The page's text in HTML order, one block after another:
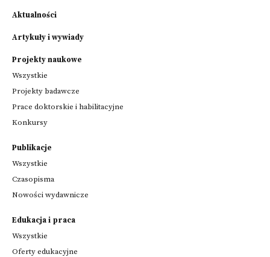
Aktualności
Artykuły i wywiady
Projekty naukowe
Wszystkie
Projekty badawcze
Prace doktorskie i habilitacyjne
Konkursy
Publikacje
Wszystkie
Czasopisma
Nowości wydawnicze
Edukacja i praca
Wszystkie
Oferty edukacyjne